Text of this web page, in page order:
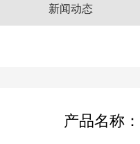
新闻动态
产品名称：